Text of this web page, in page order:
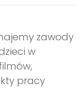
zawody
w
pracy